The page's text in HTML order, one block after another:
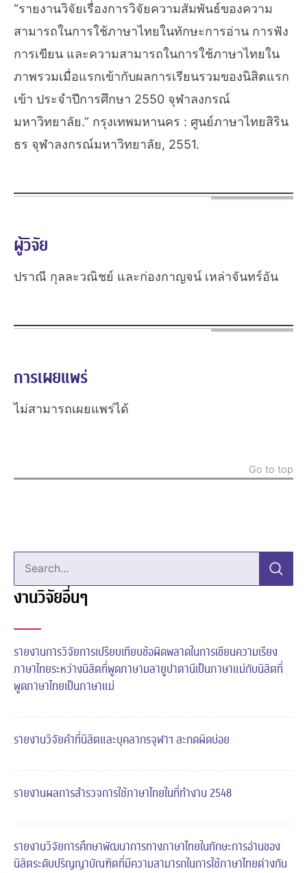
“รายงานวิจัยเรื่องการวิจัยความสัมพันธ์ของความ
สามารถในการใช้ภาษาไทยในทักษะการอ่าน การฟัง
การเขียน และความสามารถในการใช้ภาษาไทยใน
ภาพรวมเมื่อแรกเข้ากับผลการเรียนรวมของนิสิตแรก
เข้า ประจำปีการศึกษา 2550 จุฬาลงกรณ์
มหาวิทยาลัย.” กรุงเทพมหานคร : ศูนย์ภาษาไทยสิริน
ธร จุฬาลงกรณ์มหาวิทยาลัย, 2551.
ผู้วิจัย
ปราณี กุลละวณิชย์ และก่องกาญจน์ เหล่าจันทร์อัน
การเผยแพร่
ไม่สามารถเผยแพร่ได้
Go to top
Search…
งานวิจัยอื่นๆ
รายงานการวิจัยการเปรียบเทียบข้อผิดพลาดในการเขียนความเรียง
ภาษาไทยระหว่างนิสิตที่พูดภาษามลายูปาตานีเป็นภาษาแม่กับนิสิตที่
พูดภาษาไทยเป็นภาษาแม่
รายงานวิจัยคำที่นิสิตและบุคลากรจุฬาฯ สะกดผิดบ่อย
รายงานผลการสำรวจการใช้ภาษาไทยในที่ทำงาน 2548
รายงานวิจัยการศึกษาพัฒนาการทางภาษาไทยในทักษะการอ่านของ
นิสิตระดับปริญญาบัณฑิตที่มีความสามารถในการใช้ภาษาไทยต่างกัน